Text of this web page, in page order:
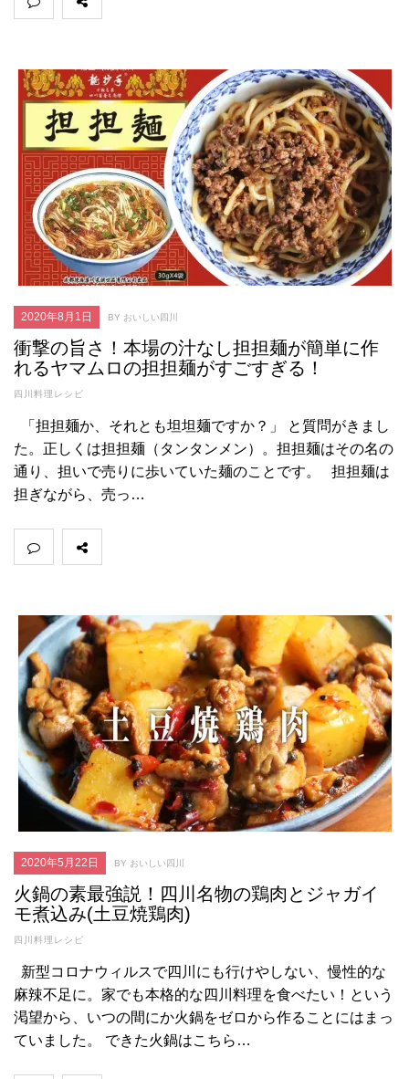
2020年8月1日 BY おいしい四川
衝撃の旨さ！本場の汁なし担担麺が簡単に作
れるヤマムロの担担麺がすごすぎる！
四川料理レシピ
「担担麺か、それとも坦坦麺ですか？」 と質問がきまし
た。正しくは担担麺（タンタンメン）。担担麺はその名の
通り、担いで売りに歩いていた麺のことです。 担担麺は
担ぎながら、売っ…
2020年5月22日 BY おいしい四川
火鍋の素最強説！四川名物の鶏肉とジャガイ
モ煮込み(土豆焼鶏肉)
四川料理レシピ
新型コロナウィルスで四川にも行けやしない、慢性的な
麻辣不足に。家でも本格的な四川料理を食べたい！という
渇望から、いつの間にか火鍋をゼロから作ることにはまっ
ていました。 できた火鍋はこちら…